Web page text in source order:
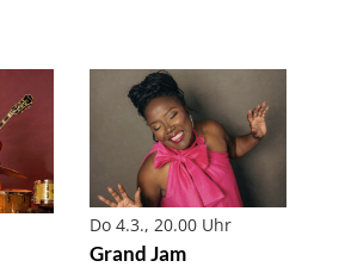
Do 4.3., 20.00 Uhr
Grand Jam